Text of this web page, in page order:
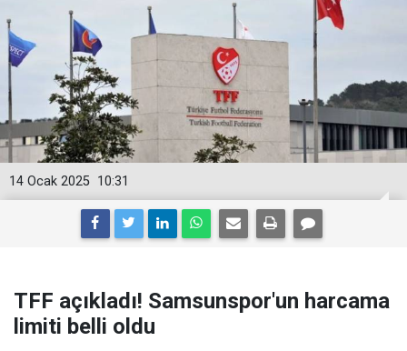
10:31
14 Ocak 2025
TFF açıkladı! Samsunspor'un harcama
limiti belli oldu